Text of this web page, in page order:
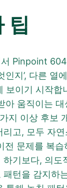
팁
Pinpoint
인지’, 다른
보이기 시작
아 움직이는
지 이상 후보
리고, 모두 자
전 문제를 복
하기보다, 의
패턴을 감지하